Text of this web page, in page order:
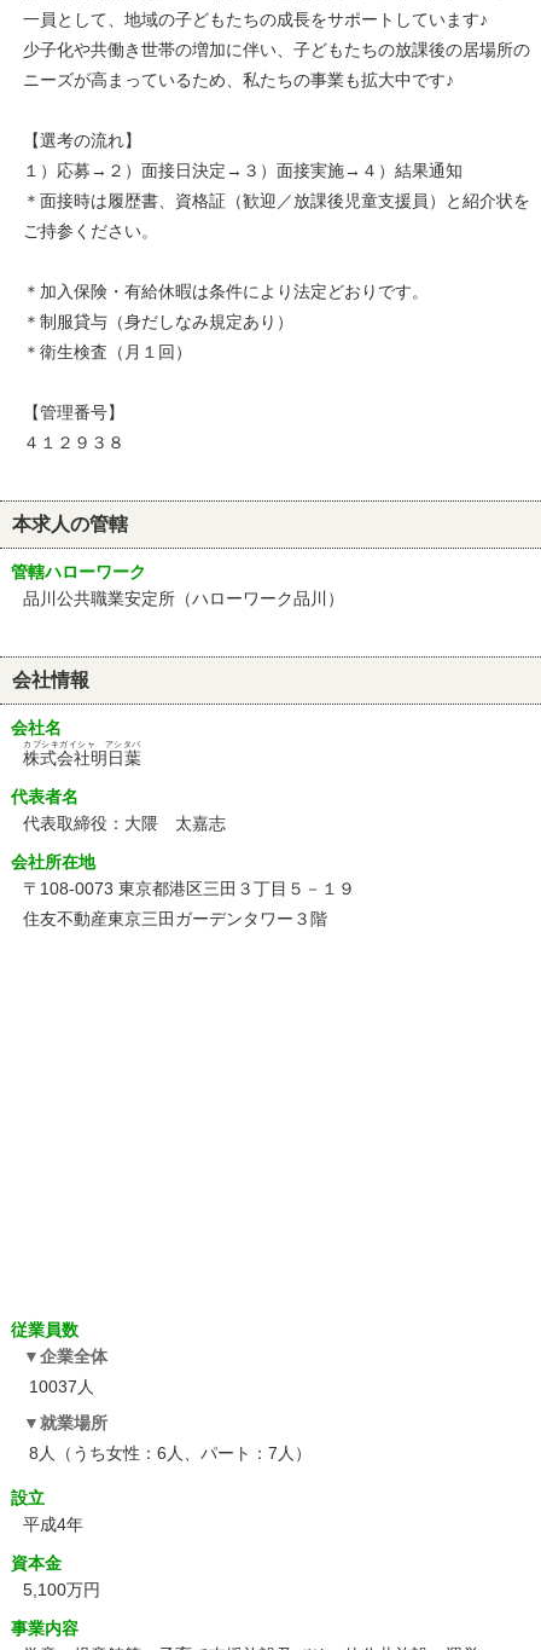
一員として、地域の子どもたちの成長をサポートしています♪
少子化や共働き世帯の増加に伴い、子どもたちの放課後の居場所の
ニーズが高まっているため、私たちの事業も拡大中です♪
【選考の流れ】
１）応募→２）面接日決定→３）面接実施→４）結果通知
＊面接時は履歴書、資格証（歓迎／放課後児童支援員）と紹介状を
ご持参ください。
＊加入保険・有給休暇は条件により法定どおりです。
＊制服貸与（身だしなみ規定あり）
＊衛生検査（月１回）
【管理番号】
４１２９３８
本求人の管轄
管轄ハローワーク
品川公共職業安定所（ハローワーク品川）
会社情報
会社名
株式会社明日葉
カブシキガイシャ アシタバ
代表者名
代表取締役：大隈 太嘉志
会社所在地
〒108-0073 東京都港区三田３丁目５－１９
住友不動産東京三田ガーデンタワー３階
従業員数
企業全体
10037人
就業場所
8人（うち女性：6人、パート：7人）
設立
平成4年
資本金
5,100万円
事業内容